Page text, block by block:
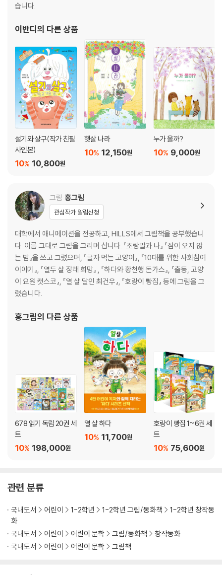
습니다.
이반디의 다른 상품
설기와 살구(작가 친필
사인본)
10,800원
10%
햇살 나라
12,150원
10%
누가 올까?
9,000원
10%
그림 홍그림
관심작가 알림신청
대학에서 애니메이션을 전공하고, HILLS에서 그림책을 공부했습니
다. 이름 그대로 그림을 그리며 삽니다. 『조랑말과 나』 『잠이 오지 않
는 밤』을 쓰고 그렸으며, 『글자 먹는 고양이』, 『10대를 위한 사회참여
이야기』, 『열두 살 장래 희망』 , 『하다와 황천행 돈가스』, 『출동, 고양
이 요원 캣스코』, 『열 살 달인 최건우』, 『호랑이 빵집』 등에 그림을 그
렸습니다.
홍그림의 다른 상품
678 읽기 독립 20권 세
트
198,000원
10%
열 살 하다
11,700원
10%
호랑이 빵집 1~6권 세
트
75,600원
10%
관련 분류
국내도서 어린이 1-2학년 1-2학년 그림/동화책
1-2학년 창작동
화
국내도서
어린이 어린이 문학 그림/동화책
창작동화
국내도서
어린이 어린이 문학 그림책